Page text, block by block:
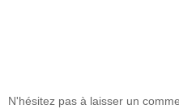
N'hésitez pas à laisser un